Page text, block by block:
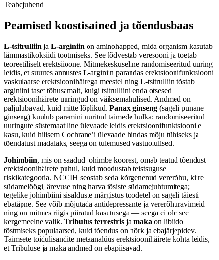
Teabejuhend
Peamised koostisained ja tõendusbaas
L-tsitrulliin ja L-arginiin on aminohapped, mida organism kasutab
lämmastikoksiidi tootmiseks. See lõdvestab veresooni ja toetab
teoreetiliselt erektsiioone. Mitmekeskuseline randomiseeritud uuring
leidis, et suurtes annustes L-arginiin parandas erektsioonifunktsiooni
vaskulaarse erektsioonihäirega meestel ning L-tsitrulliin tõstab
arginiini taset tõhusamalt, kuigi tsitrulliini enda otsesed
erektsioonihäirete uuringud on väiksemahulised. Andmed on
paljulubavad, kuid mitte lõplikud. Panax ginseng (sageli punane
ginseng) kuulub paremini uuritud taimede hulka: randomiseeritud
uuringute süstemaatiline ülevaade leidis erektsioonifunktsioonile
kasu, kuid hilisem Cochrane’i ülevaade hindas mõju tühiseks ja
tõendatust madalaks, seega on tulemused vastuolulised.
Johimbiin, mis on saadud johimbe koorest, omab teatud tõendust
erektsioonihäirete puhul, kuid moodustab teistsuguse
riskikategooria. NCCIH seostab seda kõrgenenud vererõhu, kiire
südamelöögi, ärevuse ning harva tõsiste südamejuhtumitega;
tegelike johimbiini sisalduste märgistus toodetel on sageli täiesti
ebatäpne. See võib mõjutada antidepressante ja vererõhuravimeid
ning on mitmes riigis piiratud kasutusega — seega ei ole see
kergemeelne valik. Tribulus terrestris ja maka on libiido
tõstmiseks populaarsed, kuid tõendus on nõrk ja ebajärjepidev.
Taimsete toidulisandite metaanalüüs erektsioonihäirete kohta leidis,
et Tribuluse ja maka andmed on ebapiisavad.